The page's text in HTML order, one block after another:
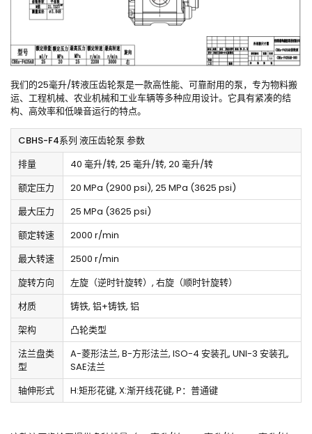
我们的25毫升/转液压齿轮泵是一款高性能、可靠耐用的泵，专为物料搬
运、工程机械、农业机械和工业车辆等多种应用设计。它具有紧凑的结
构、高效率和低噪音运行的特点。
CBHS-F4系列 液压齿轮泵 参数
排量
40 毫升/转, 25 毫升/转, 20 毫升/转
额定压力
20 MPa (2900 psi), 25 MPa (3625 psi)
最大压力
25 MPa (3625 psi)
额定转速
2000 r/min
最大转速
2500 r/min
旋转方向
左旋（逆时针旋转）, 右旋（顺时针旋转）
材质
铸铁, 铝+铸铁, 铝
架构
凸轮类型
法兰盘类
型
A-菱形法兰, B-方形法兰, ISO-4 安装孔, UNI-3 安装孔,
SAE法兰
轴伸形式
H:矩形花键, X:渐开线花键, P：普通键